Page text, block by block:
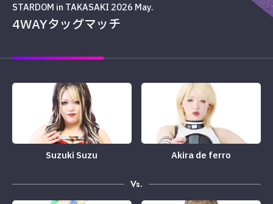
STARDOM in TAKASAKI 2026 May.
4WAYタッグマッチ
Suzuki Suzu Akira de ferro
Vs.